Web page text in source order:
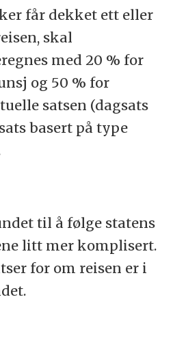
får dekket ett eller
skal
med 20 % for
og 50 % for
satsen (dagsats
basert på type
til å følge statens
litt mer komplisert.
for om reisen er i